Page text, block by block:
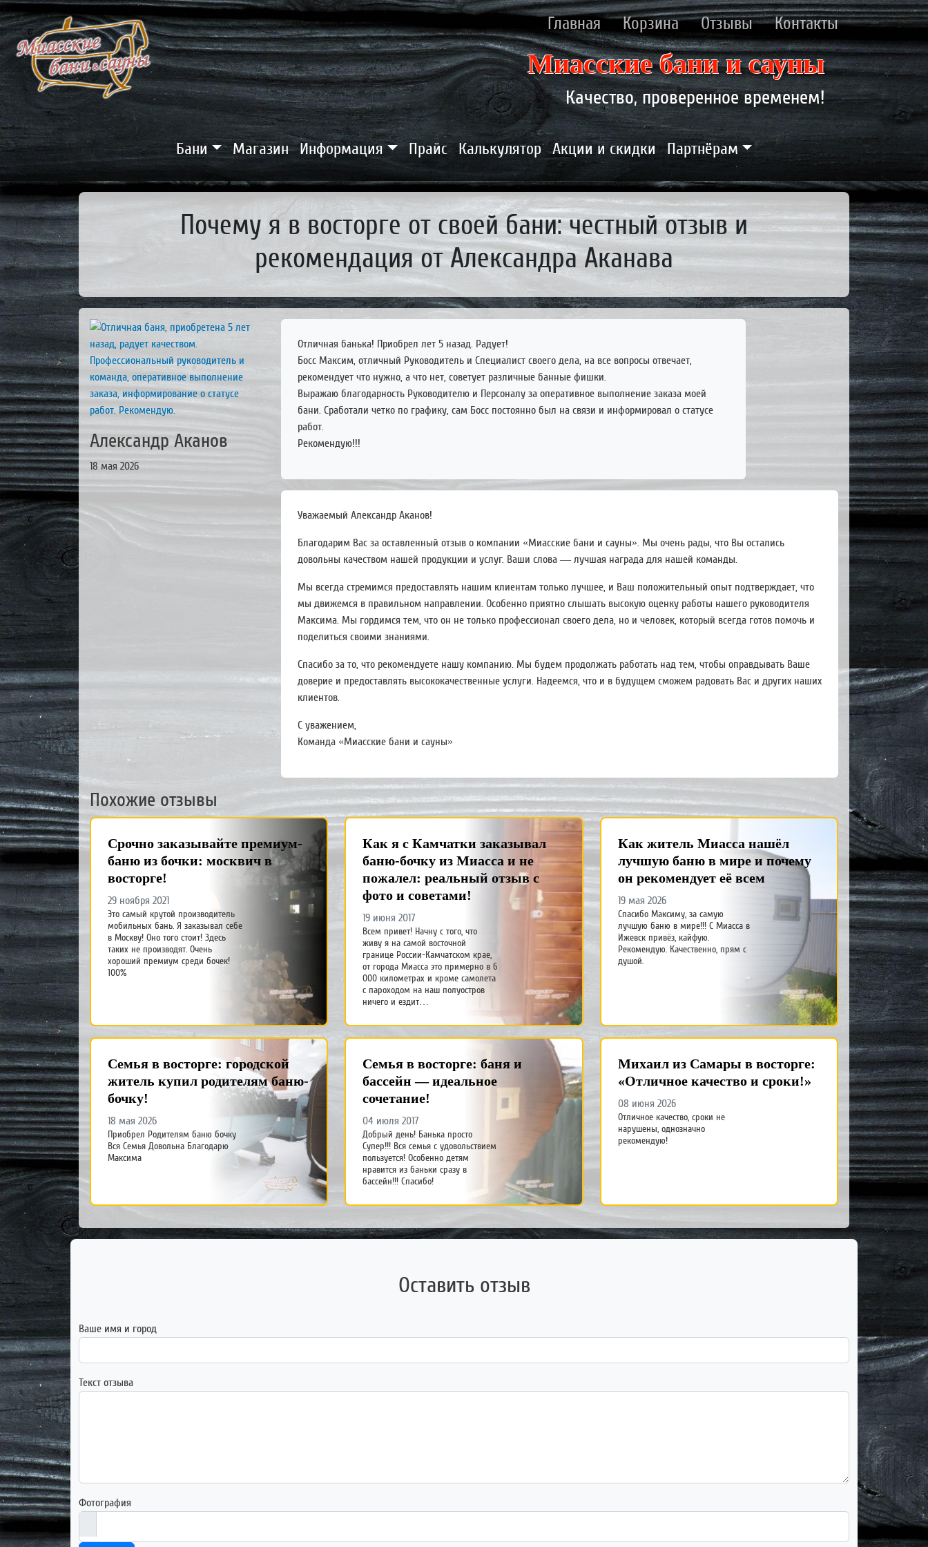
Перейти к основному содержанию Верхнее меню Главная Корзина Отзывы Контакты
Миасские бани и сауны
Качество, проверенное временем!
Основная навигация
Бани Магазин Информация Прайс Калькулятор Акции и скидки Партнёрам
Почему я в восторге от своей бани: честный отзыв и
рекомендация от Александра Аканава
Александр Аканов
18 мая 2026
Отличная банька! Приобрел лет 5 назад. Радует!
Босс Максим, отличный Руководитель и Специалист своего дела, на все вопросы отвечает,
рекомендует что нужно, а что нет, советует различные банные фишки.
Выражаю благодарность Руководителю и Персоналу за оперативное выполнение заказа моей
бани. Сработали четко по графику, сам Босс постоянно был на связи и информировал о статусе
работ.
Рекомендую!!!
Уважаемый Александр Аканов!
Благодарим Вас за оставленный отзыв о компании «Миасские бани и сауны». Мы очень рады, что Вы остались
довольны качеством нашей продукции и услуг. Ваши слова — лучшая награда для нашей команды.
Мы всегда стремимся предоставлять нашим клиентам только лучшее, и Ваш положительный опыт подтверждает, что
мы движемся в правильном направлении. Особенно приятно слышать высокую оценку работы нашего руководителя
Максима. Мы гордимся тем, что он не только профессионал своего дела, но и человек, который всегда готов помочь и
поделиться своими знаниями.
Спасибо за то, что рекомендуете нашу компанию. Мы будем продолжать работать над тем, чтобы оправдывать Ваше
доверие и предоставлять высококачественные услуги. Надеемся, что и в будущем сможем радовать Вас и других наших
клиентов.
С уважением,
Команда «Миасские бани и сауны»
Похожие отзывы
Срочно заказывайте премиум-
баню из бочки: москвич в
восторге!
29 ноября 2021
Это самый крутой производитель
мобильных бань. Я заказывал себе
в Москву! Оно того стоит! Здесь
таких не производят. Очень
хороший премиум среди бочек!
100%
Как я с Камчатки заказывал
баню-бочку из Миасса и не
пожалел: реальный отзыв с
фото и советами!
19 июня 2017
Всем привет! Начну с того, что
живу я на самой восточной
границе России-Камчатском крае,
от города Миасса это примерно в 6
000 километрах и кроме самолета
с пароходом на наш полуостров
ничего и ездит…
Как житель Миасса нашёл
лучшую баню в мире и почему
он рекомендует её всем
19 мая 2026
Спасибо Максиму, за самую
лучшую баню в мире!!! С Миасса в
Ижевск привёз, кайфую.
Рекомендую. Качественно, прям с
душой.
Семья в восторге: городской
житель купил родителям баню-
бочку!
18 мая 2026
Приобрел Родителям баню бочку
Вся Семья Довольна Благодарю
Максима
Семья в восторге: баня и
бассейн — идеальное
сочетание!
04 июля 2017
Добрый день! Банька просто
Супер!!! Вся семья с удовольствием
пользуется! Особенно детям
нравится из баньки сразу в
бассейн!!! Спасибо!
Михаил из Самары в восторге:
«Отличное качество и сроки!»
08 июня 2026
Отличное качество, сроки не
нарушены, однозначно
рекомендую!
Оставить отзыв
Ваше имя и город
Текст отзыва
Фотография